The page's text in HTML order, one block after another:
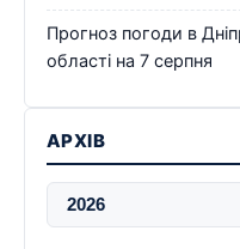
Прогноз погоди в
області на 7 серпня
АРХІВ